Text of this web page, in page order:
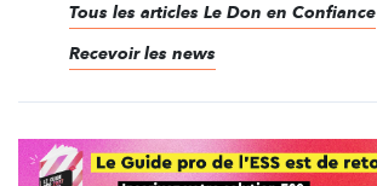
Tous les articles Le Don en Confiance
Recevoir les news